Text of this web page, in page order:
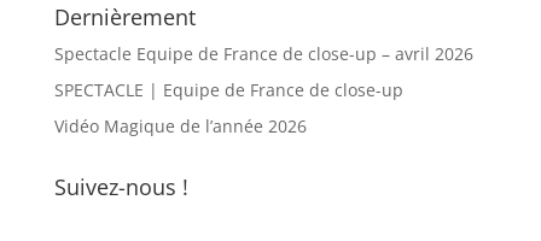
Dernièrement
Spectacle Equipe de France de close-up – avril 2026
SPECTACLE | Equipe de France de close-up
Vidéo Magique de l’année 2026
Suivez-nous !